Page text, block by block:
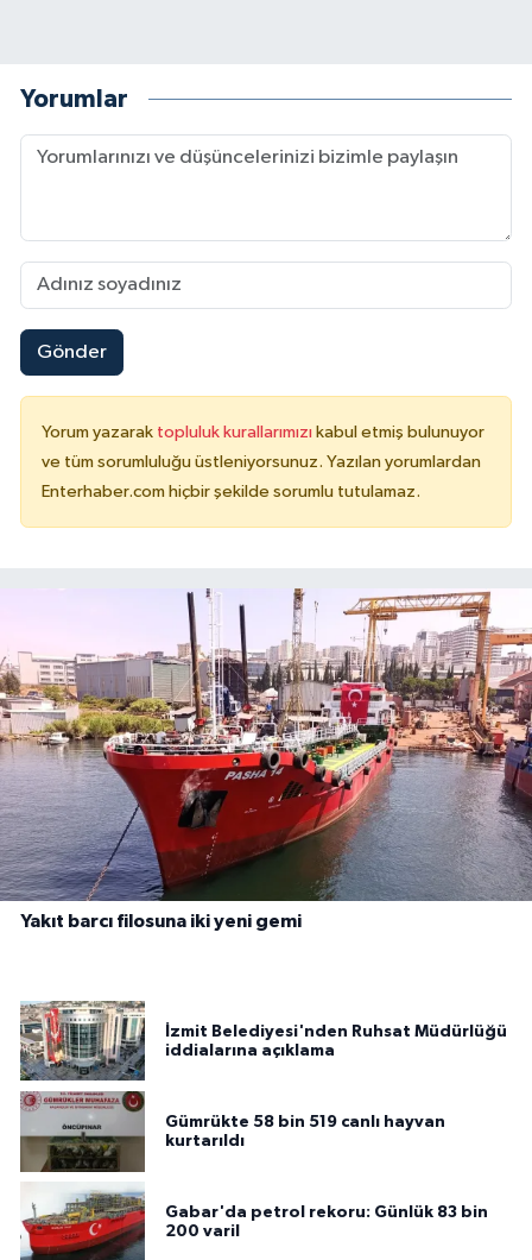
Yorumlar
Gönder
Yorum yazarak topluluk kurallarımızı kabul etmiş bulunuyor
ve tüm sorumluluğu üstleniyorsunuz. Yazılan yorumlardan
Enterhaber.com hiçbir şekilde sorumlu tutulamaz.
Yakıt barcı filosuna iki yeni gemi
İzmit Belediyesi'nden Ruhsat Müdürlüğü
iddialarına açıklama
Gümrükte 58 bin 519 canlı hayvan
kurtarıldı
Gabar'da petrol rekoru: Günlük 83 bin
200 varil